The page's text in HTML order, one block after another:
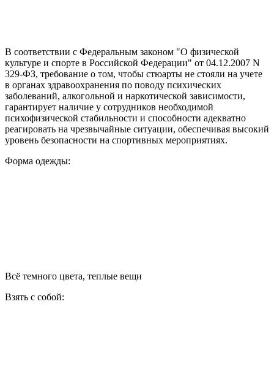
В соответствии с Федеральным законом "О физической
культуре и спорте в Российской Федерации" от 04.12.2007 N
329-ФЗ, требование о том, чтобы стюарты не стояли на учете
в органах здравоохранения по поводу психических
заболеваний, алкогольной и наркотической зависимости,
гарантирует наличие у сотрудников необходимой
психофизической стабильности и способности адекватно
реагировать на чрезвычайные ситуации, обеспечивая высокий
уровень безопасности на спортивных мероприятиях.
Форма одежды:
Всё темного цвета, теплые вещи
Взять с собой: